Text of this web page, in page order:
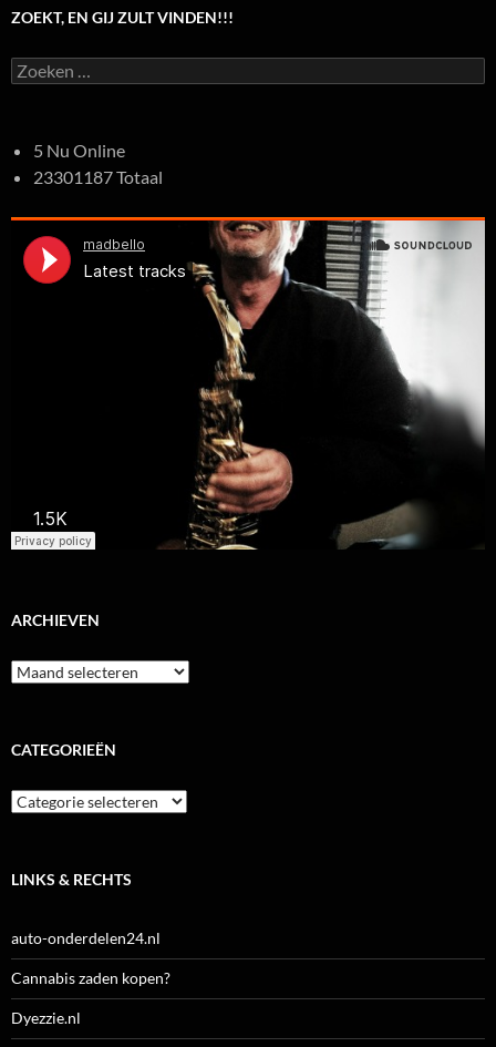
ZOEKT, EN GIJ ZULT VINDEN!!!
Zoeken
naar:
5 Nu Online
23301187 Totaal
ARCHIEVEN
Archieven
CATEGORIEËN
Categorieën
LINKS & RECHTS
auto-onderdelen24.nl
Cannabis zaden kopen?
Dyezzie.nl